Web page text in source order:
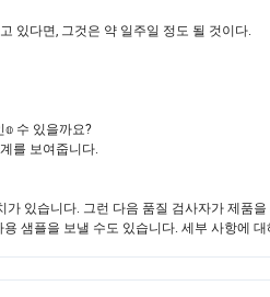
있다면, 그것은 약 일주일 정도 될 것이다.
𝕠 수 있을까요?
를 보여줍니다.
가 있습니다. 그런 다음 품질 검사자가 제
샘플을 보낼 수도 있습니다. 세부 사항에